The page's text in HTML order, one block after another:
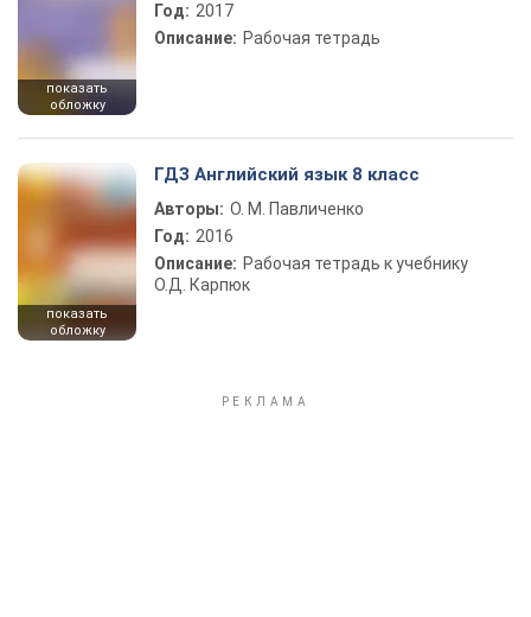
показать
обложку
Год: 2017
Описание: Рабочая тетрадь
показать
обложку
ГДЗ Английский язык 8 класс
Авторы: О. М. Павличенко
Год: 2016
Описание: Рабочая тетрадь к учебнику
О.Д. Карпюк